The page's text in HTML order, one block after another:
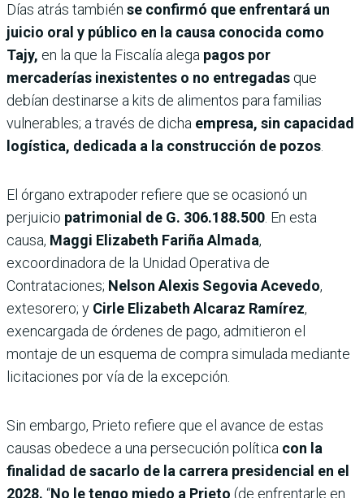
Días atrás también se confirmó que enfrentará un
juicio oral y público en la causa conocida como
Tajy, en la que la Fiscalía alega pagos por
mercaderías inexistentes o no entregadas que
debían destinarse a kits de alimentos para familias
vulnerables; a través de dicha empresa, sin capacidad
logística, dedicada a la construcción de pozos.
El órgano extrapoder refiere que se ocasionó un
perjuicio patrimonial de G. 306.188.500. En esta
causa, Maggi Elizabeth Fariña Almada,
excoordinadora de la Unidad Operativa de
Contrataciones; Nelson Alexis Segovia Acevedo,
extesorero; y Cirle Elizabeth Alcaraz Ramírez,
exencargada de órdenes de pago, admitieron el
montaje de un esquema de compra simulada mediante
licitaciones por vía de la excepción.
Sin embargo, Prieto refiere que el avance de estas
causas obedece a una persecución política con la
finalidad de sacarlo de la carrera presidencial en el
2028. “No le tengo miedo a Prieto (de enfrentarle en